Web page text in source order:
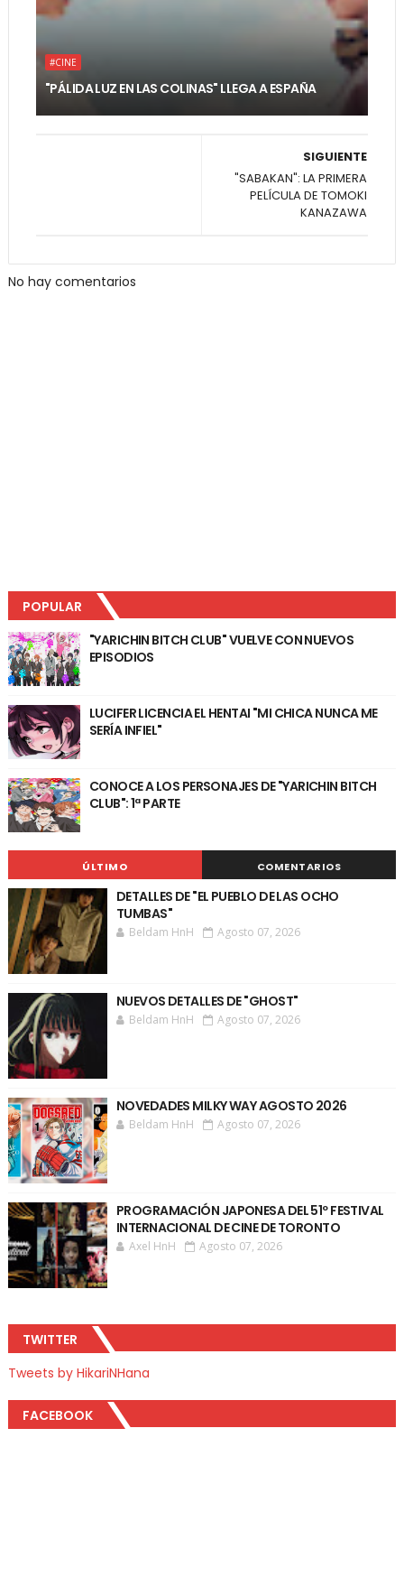
#CINE
"PÁLIDA LUZ EN LAS COLINAS" LLEGA A ESPAÑA
SIGUIENTE
"SABAKAN": LA PRIMERA
PELÍCULA DE TOMOKI
KANAZAWA
No hay comentarios
POPULAR
"YARICHIN BITCH CLUB" VUELVE CON NUEVOS
EPISODIOS
LUCIFER LICENCIA EL HENTAI "MI CHICA NUNCA ME
SERÍA INFIEL"
CONOCE A LOS PERSONAJES DE "YARICHIN BITCH
CLUB": 1ª PARTE
ÚLTIMO COMENTARIOS
DETALLES DE "EL PUEBLO DE LAS OCHO
TUMBAS"
Beldam HnH Agosto 07, 2026
NUEVOS DETALLES DE "GHOST"
Beldam HnH Agosto 07, 2026
NOVEDADES MILKY WAY AGOSTO 2026
Beldam HnH Agosto 07, 2026
PROGRAMACIÓN JAPONESA DEL 51º FESTIVAL
INTERNACIONAL DE CINE DE TORONTO
Axel HnH Agosto 07, 2026
TWITTER
Tweets by HikariNHana
FACEBOOK